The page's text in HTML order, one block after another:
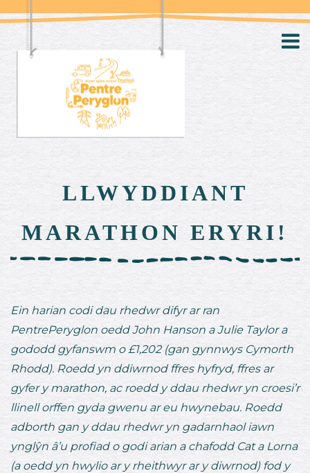
LLWYDDIANT
MARATHON ERYRI!
Ein harian codi dau rhedwr difyr ar ran
PentrePeryglon oedd John Hanson a Julie Taylor a
gododd gyfanswm o £1,202 (gan gynnwys Cymorth
Rhodd). Roedd yn ddiwrnod ffres hyfryd, ffres ar
gyfer y marathon, ac roedd y ddau rhedwr yn croesi’r
llinell orffen gyda gwenu ar eu hwynebau. Roedd
adborth gan y ddau rhedwr yn gadarnhaol iawn
ynglŷn â’u profiad o godi arian a chafodd Cat a Lorna
(a oedd yn hwylio ar y rheithwyr ar y diwrnod) fod y